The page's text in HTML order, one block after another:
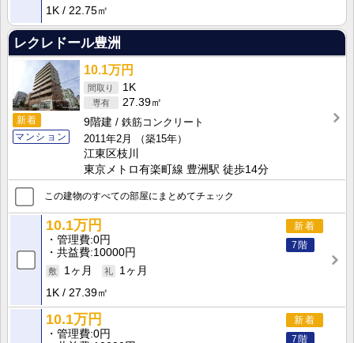
1K
22.75㎡
レクレドール豊洲
新着
マンション
10.1万円
1K
27.39㎡
9階建
鉄筋コンクリート
2011年2月
（築15年）
江東区枝川
東京メトロ有楽町線 豊洲駅 徒歩14分
この建物のすべての部屋にまとめてチェック
新着
7階
10.1万円
管理費 0円
共益費 10000円
1ヶ月
1ヶ月
1K
27.39㎡
新着
7階
10.1万円
管理費 0円